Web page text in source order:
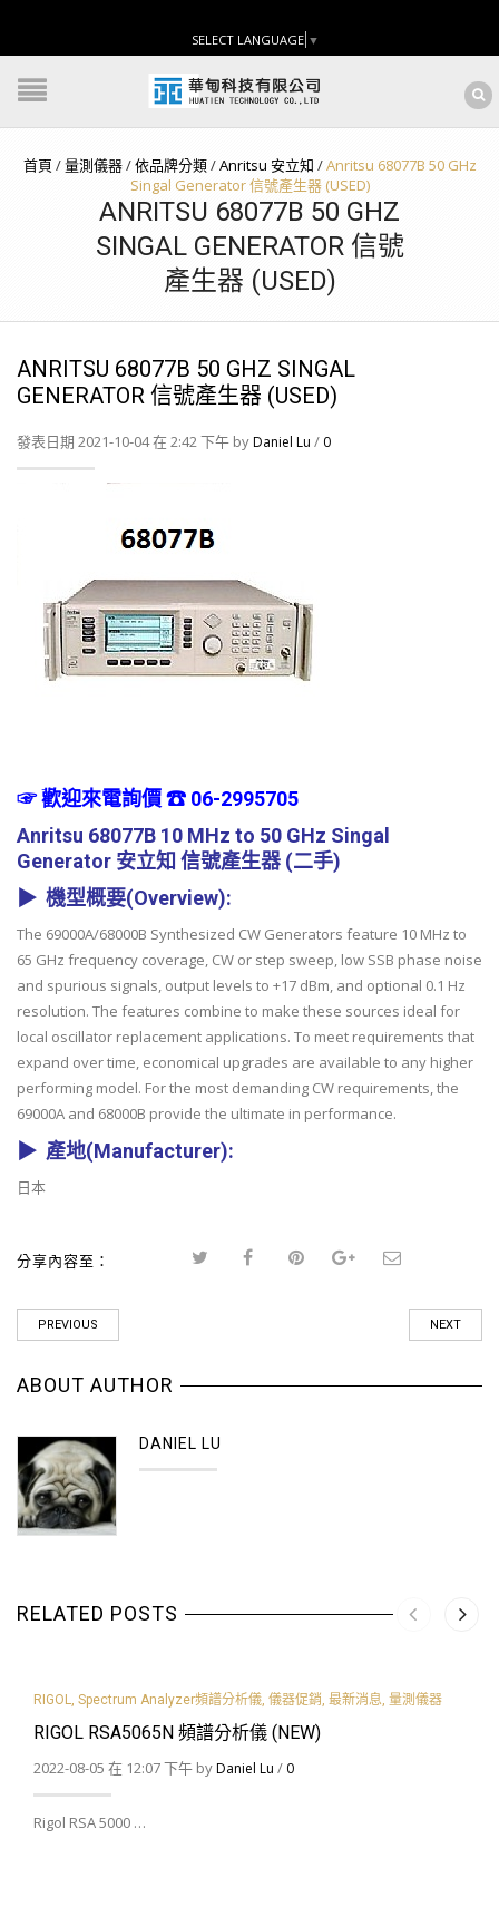
SELECT LANGUAGE ▼
首頁 /量測儀器/依品牌分類/Anritsu 安立知 /Anritsu 68077B 50 GHz
Singal Generator 信號產生器 (USED)
ANRITSU 68077B 50 GHZ
SINGAL GENERATOR 信號
產生器 (USED)
ANRITSU 68077B 50 GHZ SINGAL
GENERATOR 信號產生器 (USED)
發表日期 2021-10-04 在 2:42 下午 byDaniel Lu / 0
☞ 歡迎來電詢價 ☎ 06-2995705
Anritsu 68077B 10 MHz to 50 GHz Singal
Generator 安立知 信號產生器 (二手)
▶ 機型概要(Overview):
The 69000A/68000B Synthesized CW Generators feature 10 MHz to
65 GHz frequency coverage, CW or step sweep, low SSB phase noise
and spurious signals, output levels to +17 dBm, and optional 0.1 Hz
resolution. The features combine to make these sources ideal for
local oscillator replacement applications. To meet requirements that
expand over time, economical upgrades are available to any higher
performing model. For the most demanding CW requirements, the
69000A and 68000B provide the ultimate in performance.
▶ 產地(Manufacturer):
日本
分享內容至：
PREVIOUS NEXT
ABOUT AUTHOR
DANIEL LU
RELATED POSTS
RIGOL Spectrum Analyzer頻譜分析儀 儀器促銷 最新消息 量測儀器
RIGOL RSA5065N 頻譜分析儀 (NEW)
2022-08-05 在 12:07 下午 byDaniel Lu / 0
Rigol RSA 5000 …